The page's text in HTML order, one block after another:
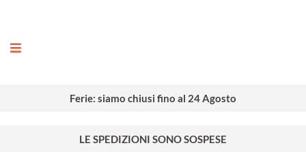
Ferie: siamo chiusi fino al 24 Agosto
LE SPEDIZIONI SONO SOSPESE